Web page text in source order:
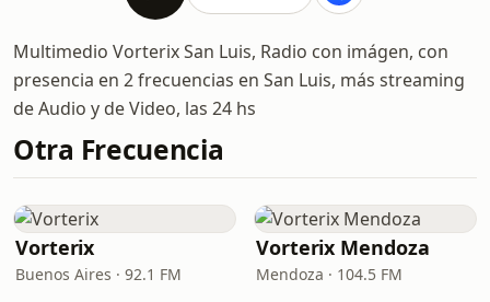
Multimedio Vorterix San Luis, Radio con imágen, con
presencia en 2 frecuencias en San Luis, más streaming
de Audio y de Video, las 24 hs
Otra Frecuencia
Vorterix
Buenos Aires · 92.1 FM
Vorterix Mendoza
Mendoza · 104.5 FM